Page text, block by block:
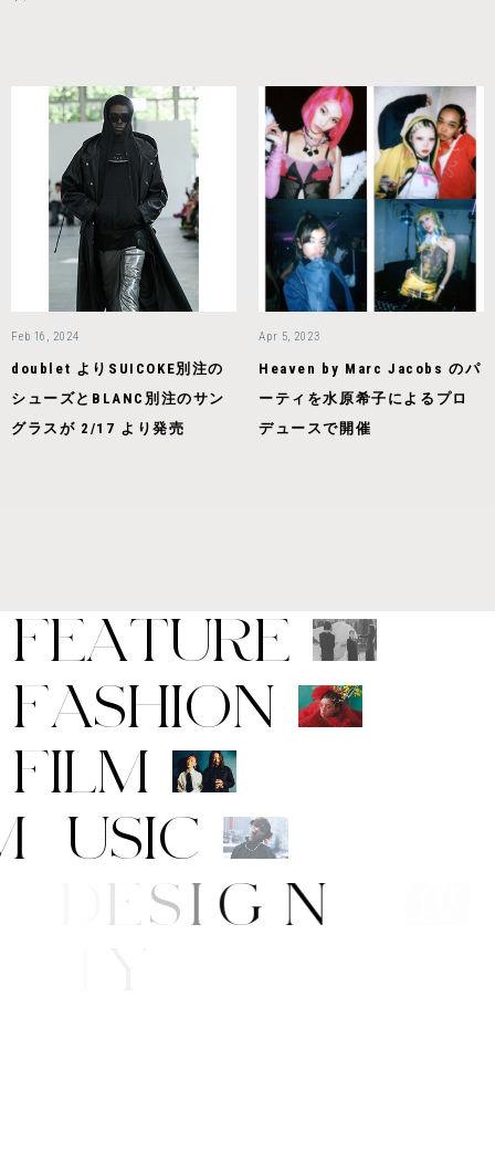
Feb 16, 2024
doublet よりSUICOKE別注の
シューズとBLANC別注のサン
グラスが 2/17 より発売
Apr 5, 2023
Heaven by Marc Jacobs のパ
ーティを水原希子によるプロ
デュースで開催
FEATURE
FASHION
FILM
M USIC
T/D ES IG